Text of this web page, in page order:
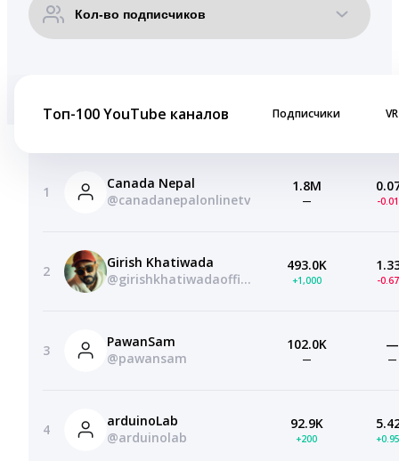
Топ-100 YouTube каналов Подписчики VR
1
Canada Nepal
@canadanepalonlinetv
1.8M
— -
2
Girish Khatiwada
@girishkhatiwadaofficial
493.0K
+1,000 -
3
PawanSam
@pawansam
102.0K
—
—
—
4
arduinoLab
@arduinolab
92.9K
+200